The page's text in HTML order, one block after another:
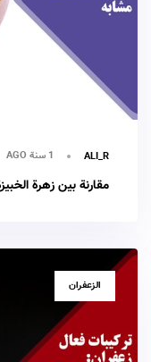
ALI_R 1 سنة AGO
مقارنة بين زهرة
الزعفران